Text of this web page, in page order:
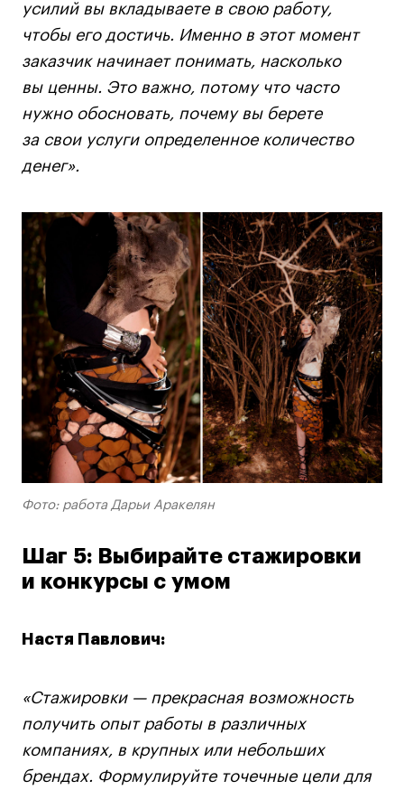
усилий вы вкладываете в свою работу,
чтобы его достичь. Именно в этот момент
заказчик начинает понимать, насколько
вы ценны. Это важно, потому что часто
нужно обосновать, почему вы берете
за свои услуги определенное количество
денег».
Фото: работа Дарьи Аракелян
Шаг 5: Выбирайте стажировки
и конкурсы с умом
Настя Павлович:
«Стажировки — прекрасная возможность
получить опыт работы в различных
компаниях, в крупных или небольших
брендах. Формулируйте точечные цели для